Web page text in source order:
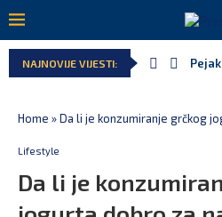
NAJNOVIJE VIJESTI:
Home »Da li je konzumiranje grčkog
Lifestyle
Da li je